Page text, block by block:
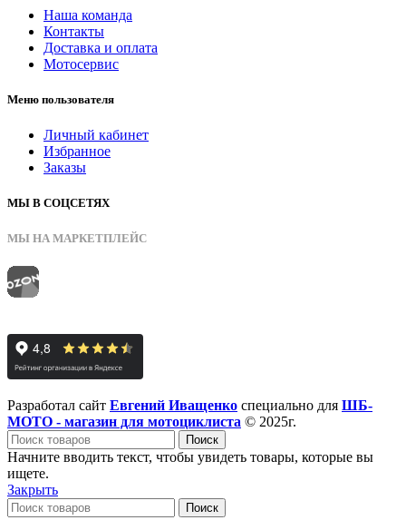
Наша команда
Контакты
Доставка и оплата
Мотосервис
Меню пользователя
Личный кабинет
Избранное
Заказы
МЫ В СОЦСЕТЯХ
МЫ НА МАРКЕТПЛЕЙС
Разработал сайт Евгений Иващенко специально для ШБ-
МОТО - магазин для мотоциклиста © 2025г.
Поиск
Начните вводить текст, чтобы увидеть товары, которые вы
ищете.
Закрыть
Поиск